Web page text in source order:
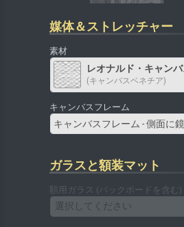
媒体＆ストレッチャー
素材
レオナルド・キャンバ
(キャンバスベネチア)
キャンバスフレーム
キャンバスフレーム - 側面に
ガラスと額装マット
額用ガラス (バックボードを含む)
選択してください